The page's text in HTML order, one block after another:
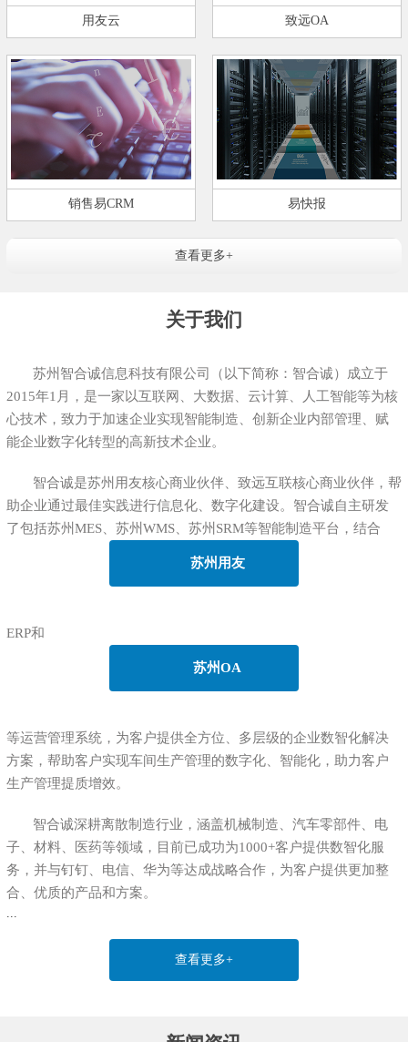
用友云 致远OA
销售易CRM 易快报
查看更多+
关于我们
苏州智合诚信息科技有限公司（以下简称：智合诚）成立于
2015年1月，是一家以互联网、大数据、云计算、人工智能等为核
心技术，致力于加速企业实现智能制造、创新企业内部管理、赋
能企业数字化转型的高新技术企业。
智合诚是苏州用友核心商业伙伴、致远互联核心商业伙伴，帮
助企业通过最佳实践进行信息化、数字化建设。智合诚自主研发
了包括苏州MES、苏州WMS、苏州SRM等智能制造平台，结合
苏州用友
ERP和
苏州OA
等运营管理系统，为客户提供全方位、多层级的企业数智化解决
方案，帮助客户实现车间生产管理的数字化、智能化，助力客户
生产管理提质增效。
智合诚深耕离散制造行业，涵盖机械制造、汽车零部件、电
子、材料、医药等领域，目前已成功为1000+客户提供数智化服
务，并与钉钉、电信、华为等达成战略合作，为客户提供更加整
合、优质的产品和方案。
...
查看更多+